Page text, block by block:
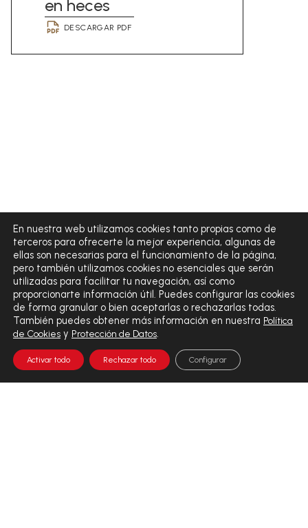
en heces
DESCARGAR PDF
En nuestra web utilizamos cookies tanto propias como de
terceros para ofrecerte la mejor experiencia, algunas de
ellas son necesarias para el funcionamiento de la página,
pero también utilizamos cookies no esenciales que serán
utilizadas para facilitar tu navegación, así como
proporcionarte información útil. Puedes configurar las cookies
de forma granular o bien aceptarlas o rechazarlas todas.
También puedes obtener más información en nuestra Política
de Cookies y Protección de Datos.
Activar todo Rechazar todo Configurar